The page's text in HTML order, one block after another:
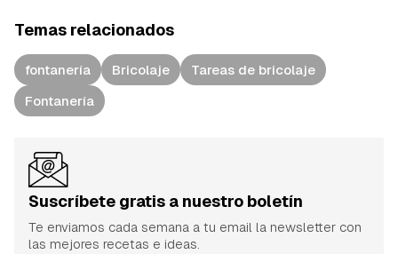
Temas relacionados
fontanería Bricolaje
Tareas de bricolaje
Fontanería
Suscríbete gratis a nuestro boletín
Te enviamos cada semana a tu email la newsletter con
las mejores recetas e ideas.